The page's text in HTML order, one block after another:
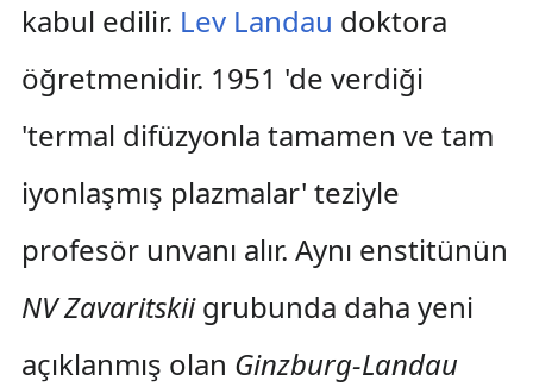
kabul edilir. Lev Landau doktora
öğretmenidir. 1951 'de verdiği
'termal difüzyonla tamamen ve tam
iyonlaşmış plazmalar' teziyle
profesör unvanı alır. Aynı enstitünün
NV Zavaritskiigrubunda daha yeni
açıklanmış olan Ginzburg-Landau